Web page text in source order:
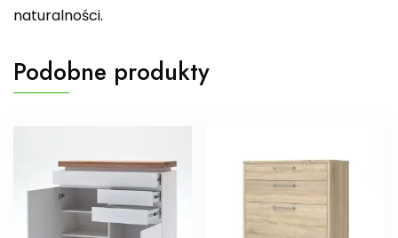
naturalności.
Podobne produkty